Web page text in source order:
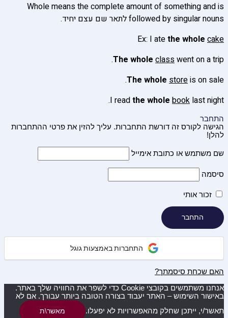
Whole means the complete amount of something and is
followed by singular nouns לתאר שם עצם יחיד.
Ex: I atethe whole cake
The whole classwent on a trip.
The whole storeis on sale.
I readthe whole book last night.
התחבר
הגישה לקורס זה דורשת התחברות. עליך להזין את פרטי ההתחברות
להלן!
שם משתמש או כתובת אימייל
סיסמה
זכור אותי
התחברות באמצעות גוגל
האם שכחת סיסמתך?
אנחנו משתמשים בקובצי Cookie כדי לשפר את החוויה שלך באתר.
באישור השימוש – האתר יעבוד בצורה הטובה ביותר עבורך. אם לא
תאשר/י, ייתכן שחלק מהאפשרויות לא יפעלו.
מאשר\ת